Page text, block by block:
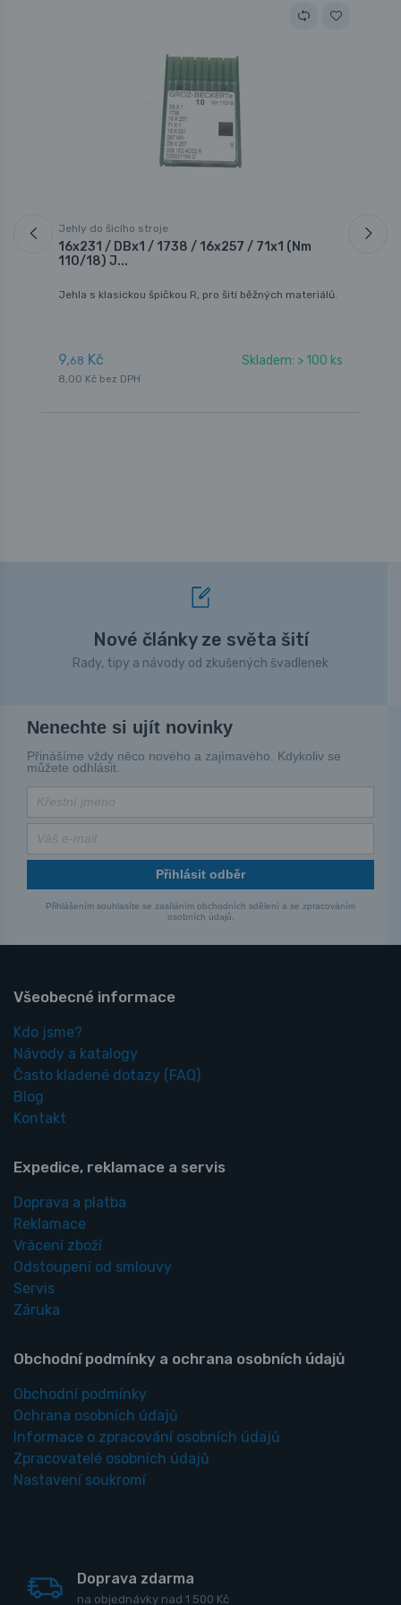
Jehly do šicího stroje
16x231 / DBx1 / 1738 / 16x257 / 71x1 (Nm
110/18) J...
Jehla s klasickou špičkou R, pro šití běžných materiálů.
9,68 Kč Skladem: > 100 ks
8,00 Kč bez DPH
Nové články ze světa šití
Rady, tipy a návody od zkušených švadlenek
Nenechte si ujít novinky
Přinášíme vždy něco nového a zajímavého. Kdykoliv se
můžete odhlásit.
Přihlásit odběr
Přihlášením souhlasíte se zasíláním obchodních sdělení a se zpracováním
osobních údajů.
Všeobecné informace
Kdo jsme?
Návody a katalogy
Často kladené dotazy (FAQ)
Blog
Kontakt
Expedice, reklamace a servis
Doprava a platba
Reklamace
Vrácení zboží
Odstoupení od smlouvy
Servis
Záruka
Obchodní podmínky a ochrana osobních údajů
Obchodní podmínky
Ochrana osobních údajů
Informace o zpracování osobních údajů
Zpracovatelé osobních údajů
Nastavení soukromí
Doprava zdarma
na objednávky nad 1 500 Kč